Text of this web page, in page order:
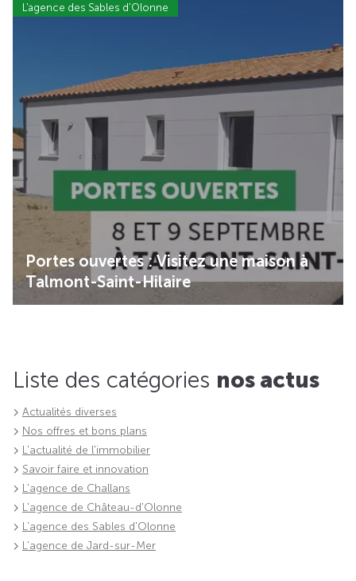
L'agence des Sables d'Olonne
Portes ouvertes : Visitez une maison à
Talmont-Saint-Hilaire
Liste des catégories nos actus
Actualités diverses
Nos offres et bons plans
L'actualité de l'immobilier
Savoir faire et innovation
L'agence de Challans
L'agence de Château-d'Olonne
L'agence des Sables d'Olonne
L'agence de Jard-sur-Mer